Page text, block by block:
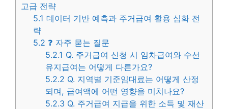
고급 전략
5.1 데이터 기반 예측과 주거급여 활용 심화 전
략
5.2 ❓ 자주 묻는 질문
5.2.1 Q. 주거급여 신청 시 임차급여와 수선
유지급여는 어떻게 다른가요?
5.2.2 Q. 지역별 기준임대료는 어떻게 산정
되며, 급여액에 어떤 영향을 미치나요?
5.2.3 Q. 주거급여 지급을 위한 소득 및 재산